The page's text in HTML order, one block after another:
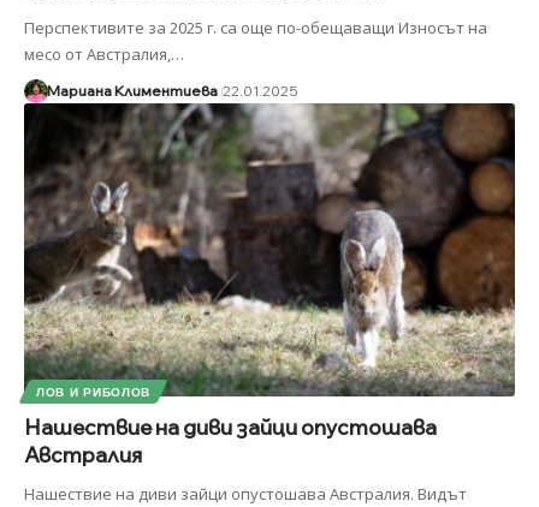
Перспективите за 2025 г. са още по-обещаващи Износът на
месо от Австралия, …
Мариана Климентиева 22.01.2025
ЛОВ И РИБОЛОВ
Нашествие на диви зайци опустошава
Австралия
Нашествие на диви зайци опустошава Австралия. Видът